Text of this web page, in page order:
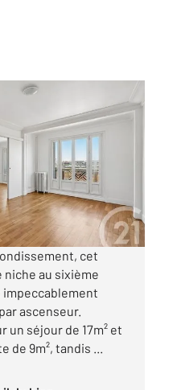
cet
niche au sixième
ascenseur.
un séjour de 17m² et
de 9m², tandis ...